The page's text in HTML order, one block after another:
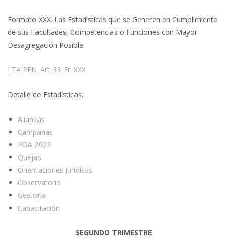
Formato XXX. Las Estadísticas que se Generen en Cumplimiento
de sus Facultades, Competencias o Funciones con Mayor
Desagregación Posible
LTAIPEN_Art_33_Fr_XXX
Detalle de Estadísticas:
Alianzas
Campañas
POA 2022
Quejas
Orientaciones Jurídicas
Observatorio
Gestoría
Capacitación
SEGUNDO TRIMESTRE